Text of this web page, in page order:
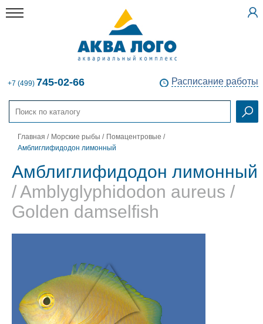
+7 (499) 745-02-66 Расписание работы
Главная / Морские рыбы / Помацентровые /
Амблиглифидодон лимонный
Амблиглифидодон лимонный
/ Amblyglyphidodon aureus /
Golden damselfish